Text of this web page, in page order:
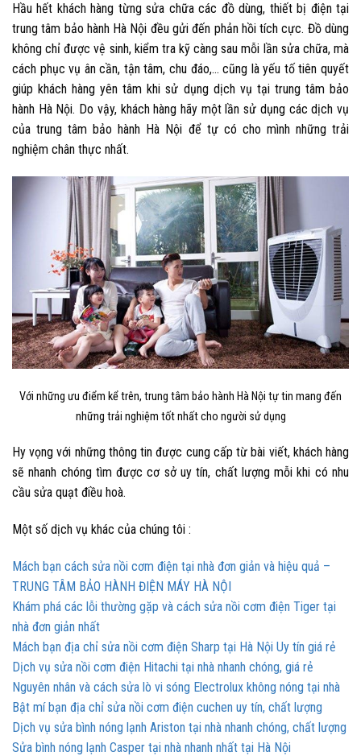
Hầu hết khách hàng từng sửa chữa các đồ dùng, thiết bị điện tại
trung tâm bảo hành Hà Nội đều gửi đến phản hồi tích cực. Đồ dùng
không chỉ được vệ sinh, kiểm tra kỹ càng sau mỗi lần sửa chữa, mà
cách phục vụ ân cần, tận tâm, chu đáo,… cũng là yếu tố tiên quyết
giúp khách hàng yên tâm khi sử dụng dịch vụ tại trung tâm bảo
hành Hà Nội. Do vậy, khách hàng hãy một lần sử dụng các dịch vụ
của trung tâm bảo hành Hà Nội để tự có cho mình những trải
nghiệm chân thực nhất.
Với những ưu điểm kể trên, trung tâm bảo hành Hà Nội tự tin mang đến
những trải nghiệm tốt nhất cho người sử dụng
Hy vọng với những thông tin được cung cấp từ bài viết, khách hàng
sẽ nhanh chóng tìm được cơ sở uy tín, chất lượng mỗi khi có nhu
cầu sửa quạt điều hoà.
Một số dịch vụ khác của chúng tôi :
Mách bạn cách sửa nồi cơm điện tại nhà đơn giản và hiệu quả –
TRUNG TÂM BẢO HÀNH ĐIỆN MÁY HÀ NỘI
Khám phá các lỗi thường gặp và cách sửa nồi cơm điện Tiger tại
nhà đơn giản nhất
Mách bạn địa chỉ sửa nồi cơm điện Sharp tại Hà Nội Uy tín giá rẻ
Dịch vụ sửa nồi cơm điện Hitachi tại nhà nhanh chóng, giá rẻ
Nguyên nhân và cách sửa lò vi sóng Electrolux không nóng tại nhà
Bật mí bạn địa chỉ sửa nồi cơm điện cuchen uy tín, chất lượng
Dịch vụ sửa bình nóng lạnh Ariston tại nhà nhanh chóng, chất lượng
Sửa bình nóng lạnh Casper tại nhà nhanh nhất tại Hà Nội